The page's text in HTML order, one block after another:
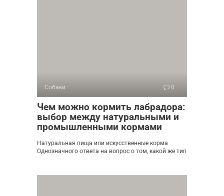
Собаки 0
Чем можно кормить лабрадора:
выбор между натуральными и
промышленными кормами
Натуральная пища или искусственные корма
Однозначного ответа на вопрос о том, какой же тип